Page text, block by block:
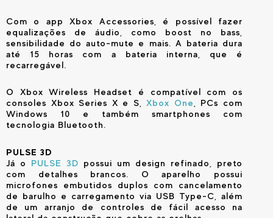
Com o app Xbox Accessories, é possível fazer
equalizações de áudio, como boost no bass,
sensibilidade do auto-mute e mais. A bateria dura
até 15 horas com a bateria interna, que é
recarregável.
O Xbox Wireless Headset é compatível com os
consoles Xbox Series X e S,Xbox One, PCs com
Windows 10 e também smartphones com
tecnologia Bluetooth.
PULSE 3D
Já o PULSE 3D possui um design refinado, preto
com detalhes brancos. O aparelho possui
microfones embutidos duplos com cancelamento
de barulho e carregamento via USB Type-C, além
de um arranjo de controles de fácil acesso na